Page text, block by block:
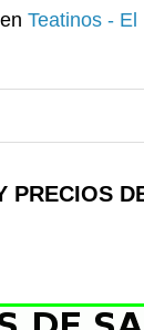
en Teatinos - El
PRECIOS